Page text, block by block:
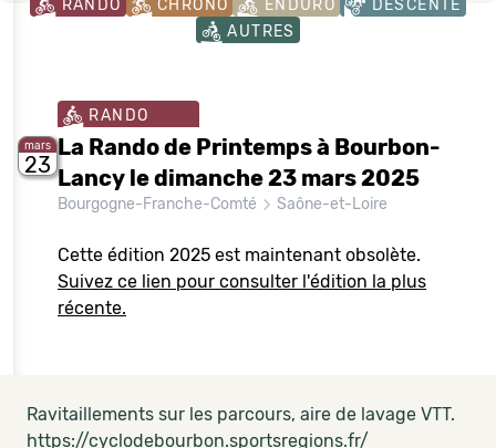
RANDO CHRONO ENDURO
DESCENTE
AUTRES
mars
23
RANDO
La Rando de Printemps à Bourbon-
Lancy le dimanche 23 mars 2025
Bourgogne-Franche-Comté Saône-et-Loire
Cette édition 2025 est maintenant obsolète.
Suivez ce lien pour consulter l'édition la plus
récente.
Ravitaillements sur les parcours, aire de lavage VTT.
https://cyclodebourbon.sportsregions.fr/